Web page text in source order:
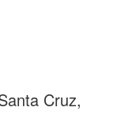
Cruz,